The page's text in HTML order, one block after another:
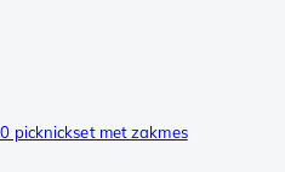
picknickset met zakmes